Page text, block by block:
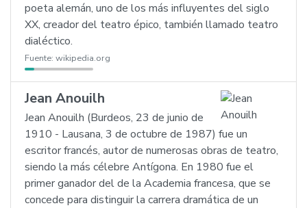
poeta alemán, uno de los más influyentes del siglo
XX, creador del teatro épico, también llamado teatro
dialéctico.
Fuente: wikipedia.org
Jean Anouilh
Jean Anouilh (Burdeos, 23 de junio de
1910 - Lausana, 3 de octubre de 1987) fue un
escritor francés, autor de numerosas obras de teatro,
siendo la más célebre Antígona. En 1980 fue el
primer ganador del de la Academia francesa, que se
concede para distinguir la carrera dramática de un